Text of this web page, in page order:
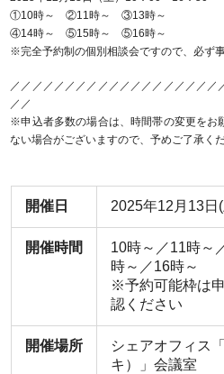
①10時～ ②11時～ ③13時～
④14時～ ⑤15時～ ⑤16時～
※完全予約制の個別相談会ですので、必ず
／／／／／／／／／／／／／／／／／／
／／
※申込者多数の場合は、時間帯の変更をお
ない場合がございますので、予めご了承くだ
開催日 2025年12月13日
開催時間
10時～／11時～
時～／16時～
※予約可能枠は
認ください
開催場所
シェアオフィス
キ）」会議室